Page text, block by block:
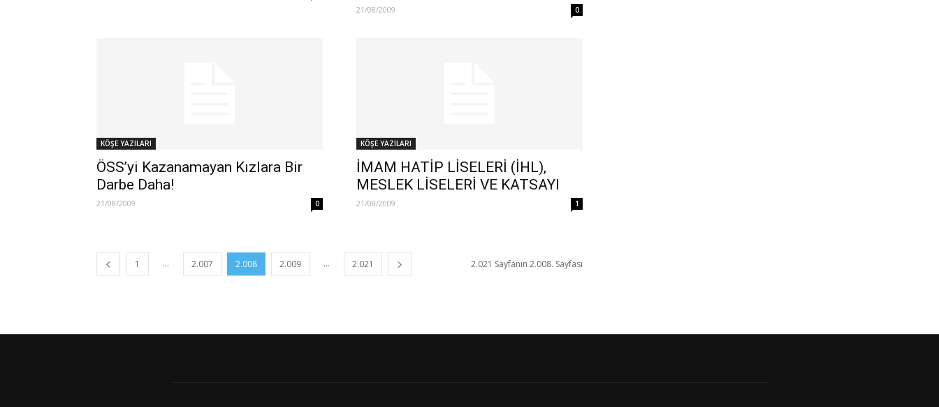
21/08/2009 0
KÖŞE YAZILARI
ÖSS’yi Kazanamayan Kızlara Bir
Darbe Daha!
21/08/2009 0
KÖŞE YAZILARI
İMAM HATİP LİSELERİ (İHL),
MESLEK LİSELERİ VE KATSAYI
21/08/2009 1
1 ... 2.007 2.008 2.009 ... 2.021 2.021 Sayfanın 2.008. Sayfası